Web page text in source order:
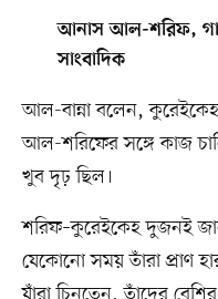
আনাস আল-শরিফ,
সাংবাদিক
আল-বান্না বলেন,
আল-শরিফের সঙ্গে কাজ
খুব দৃঢ় ছিল।
শরিফ–কুরেইকেহ দুজনই
যেকোনো সময় তাঁরা প্রাণ